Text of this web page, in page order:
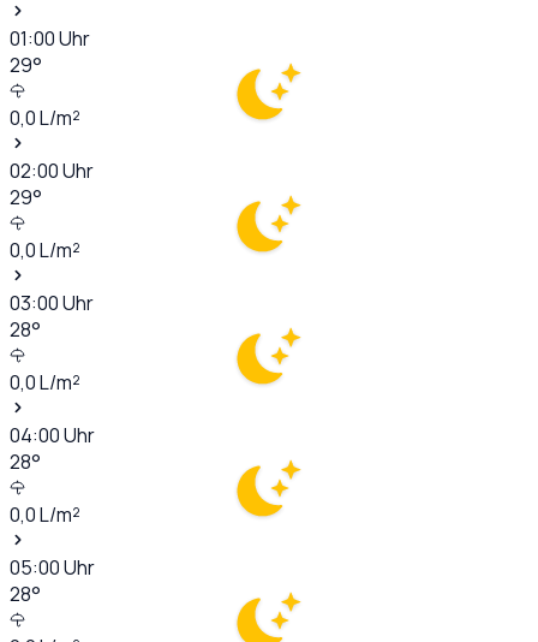
01:00Uhr
29°
0,0L/m²
02:00Uhr
29°
0,0L/m²
03:00Uhr
28°
0,0L/m²
04:00Uhr
28°
0,0L/m²
05:00Uhr
28°